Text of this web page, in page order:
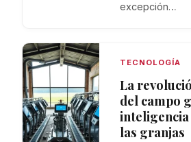
excepción…
TECNOLOGÍA
La
del campo
las granjas